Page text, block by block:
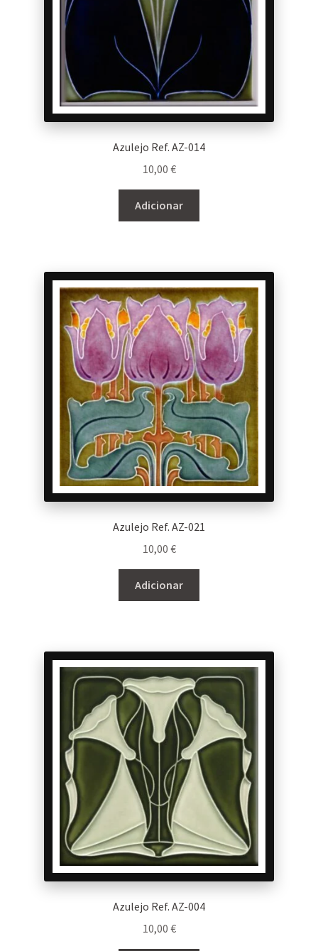
Azulejo Ref. AZ-014
10,00 €
Adicionar
Azulejo Ref. AZ-021
10,00 €
Adicionar
Azulejo Ref. AZ-004
10,00 €